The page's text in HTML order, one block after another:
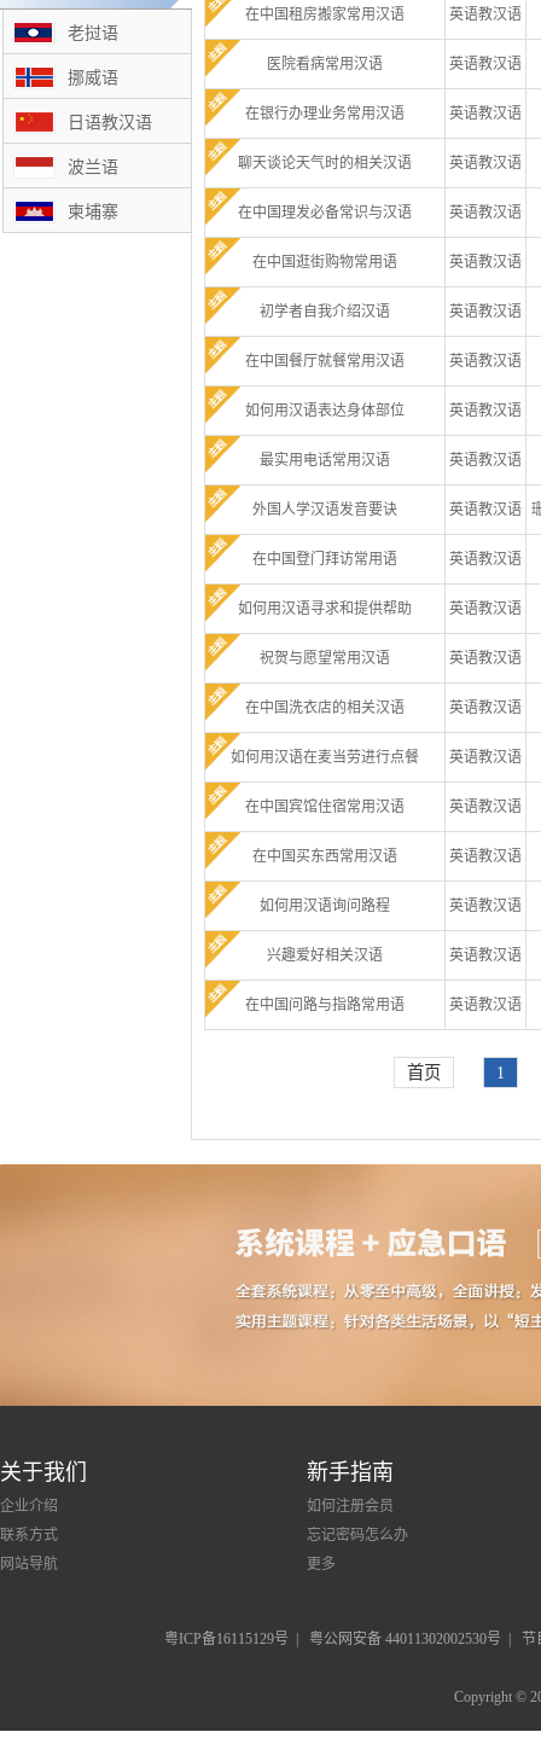
老挝语
挪威语
日语教汉语
波兰语
柬埔寨
在中国租房搬家常用汉语 英语教汉语
医院看病常用汉语 英语教汉语
在银行办理业务常用汉语 英语教汉语
聊天谈论天气时的相关汉语 英语教汉语
在中国理发必备常识与汉语 英语教汉语
在中国逛街购物常用语 英语教汉语
初学者自我介绍汉语 英语教汉语
在中国餐厅就餐常用汉语 英语教汉语
如何用汉语表达身体部位 英语教汉语
最实用电话常用汉语 英语教汉语
外国人学汉语发音要诀 英语教汉语
在中国登门拜访常用语 英语教汉语
如何用汉语寻求和提供帮助 英语教汉语
祝贺与愿望常用汉语 英语教汉语
在中国洗衣店的相关汉语 英语教汉语
如何用汉语在麦当劳进行点餐 英语教汉语
在中国宾馆住宿常用汉语 英语教汉语
在中国买东西常用汉语 英语教汉语
如何用汉语询问路程 英语教汉语
兴趣爱好相关汉语 英语教汉语
在中国问路与指路常用语 英语教汉语
首页 1
关于我们
企业介绍
联系方式
网站导航
新手指南
如何注册会员
忘记密码怎么办
更多
粤ICP备16115129号 粤公网安备 44011302002530号 节
Copyright ©